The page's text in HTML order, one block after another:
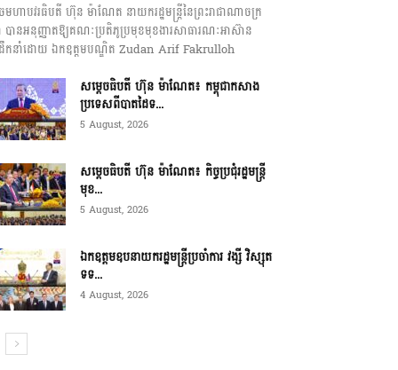
មហាបវរធិបតី ហ៊ុន ម៉ាណែត នាយករដ្ឋមន្ត្រីនៃព្រះរាជាណាចក្រ
បានអនុញ្ញាតឱ្យគណៈប្រតិភូប្រមុខមុខងារសាធារណៈអាស៊ាន
កនាំដោយ ឯកឧត្តមបណ្ឌិត Zudan Arif Fakrulloh
សម្ដេចធិបតី ហ៊ុន ម៉ាណែត៖ កម្ពុជាកសាង
ប្រទេសពីបាតដៃទ...
5 August, 2026
សម្ដេចធិបតី ហ៊ុន ម៉ាណែត៖ កិច្ចប្រជុំរដ្ឋមន្ត្រី
មុខ...
5 August, 2026
ឯកឧត្តមឧបនាយករដ្ឋមន្ត្រីប្រចាំការ វង្សី វិស្សុត
ទទ...
4 August, 2026